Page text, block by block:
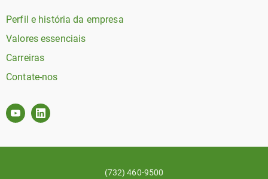
Perfil e história da empresa
Valores essenciais
Carreiras
Contate-nos
(732) 460-9500